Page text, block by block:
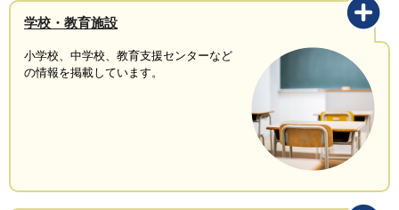
学校・教育施設
小学校、中学校、教育支援センターなど
の情報を掲載しています。